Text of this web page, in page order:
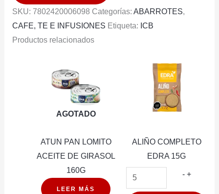
BREAKFAST
SKU: 7802420006098 Categorías: ABARROTES,
CAFE, TE E INFUSIONES Etiqueta: ICB
Productos relacionados
AGOTADO
ATUN PAN LOMITO
ACEITE DE GIRASOL
160G
LEER MÁS
ALIÑO COMPLETO
EDRA 15G
- ALIÑO
+